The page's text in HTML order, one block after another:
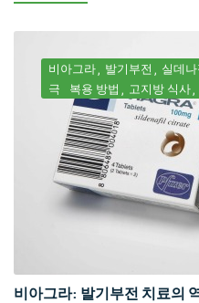
비아그라 발기부전 실데나
극
복용 방법 고지방 식사
비아그라: 발기부전 치료의